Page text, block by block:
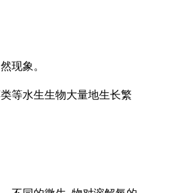
现象。
等水生生物大量地生长繁